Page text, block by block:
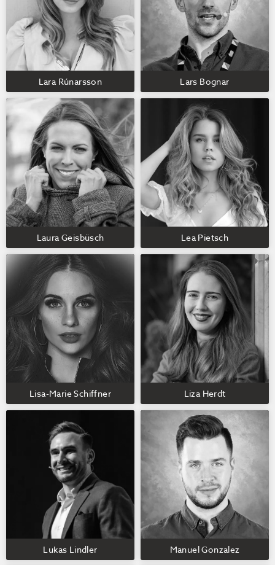
Lara Rúnarsson Lars Bognar
Laura Geisbüsch Lea Pietsch
Lisa-Marie Schiffner Liza Herdt
Lukas Lindler Manuel Gonzalez